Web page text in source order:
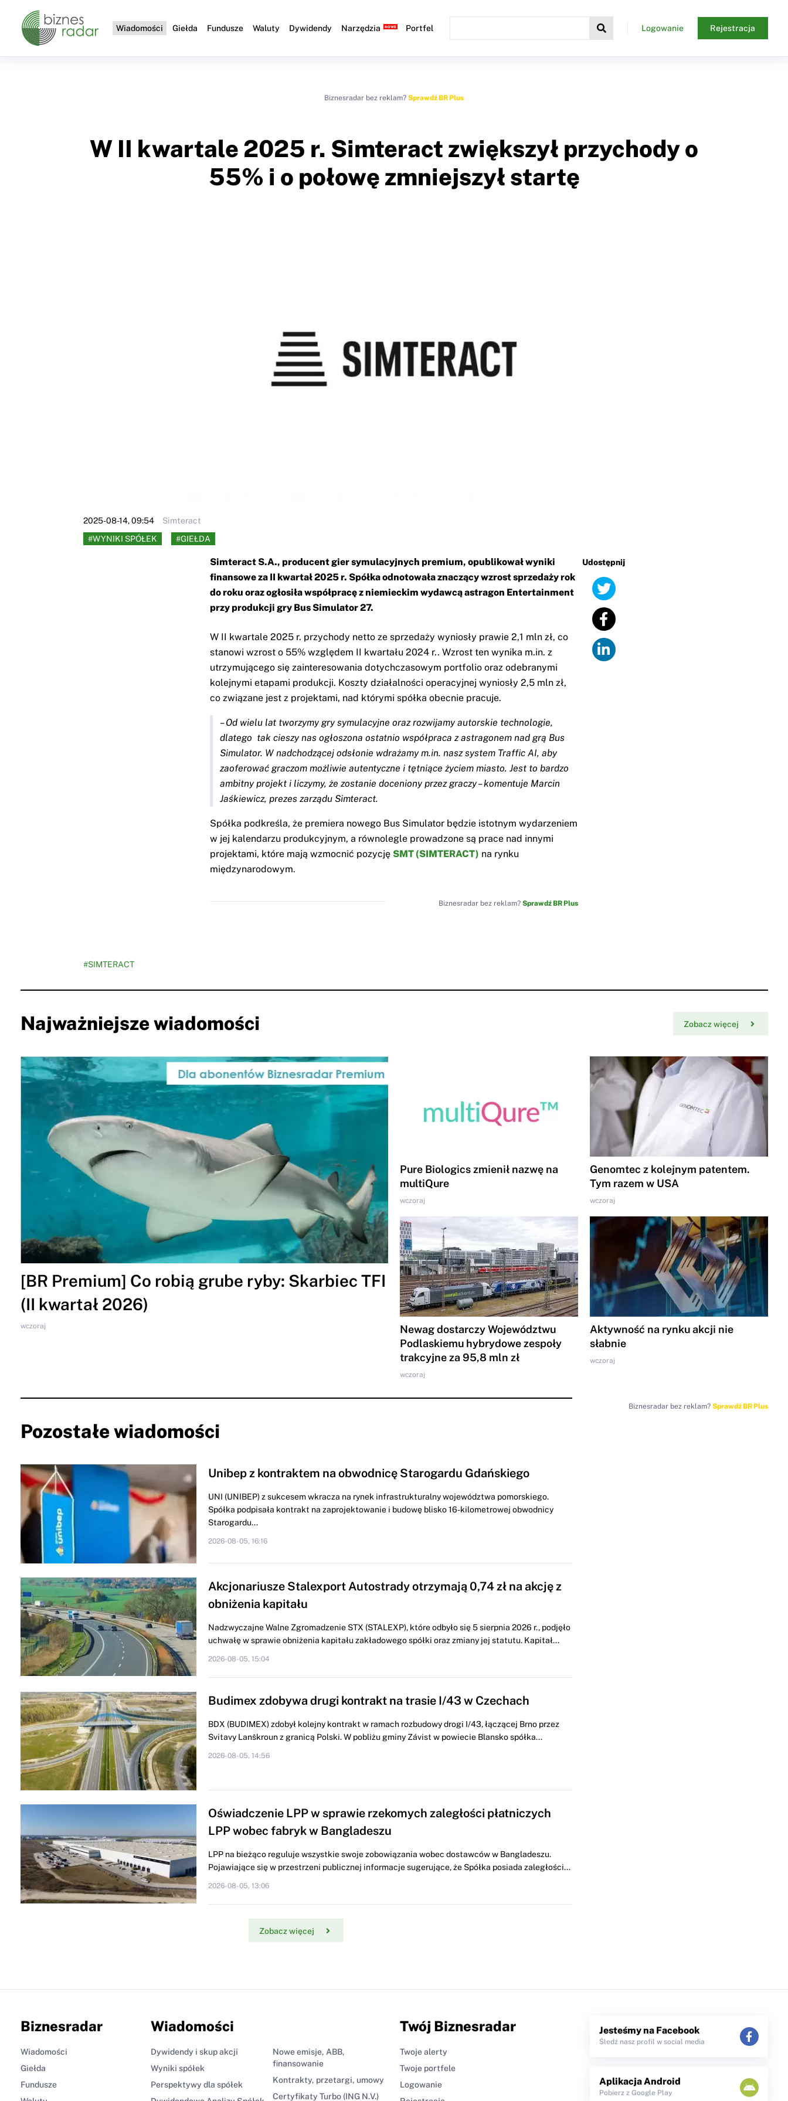
Wiadomości Giełda Fundusze Waluty Dywidendy Narzędzia Portfel Logowanie Rejestracja
Biznesradar bez reklam? Sprawdź BR Plus
W II kwartale 2025 r. Simteract zwiększył przychody o
55% i o połowę zmniejszył startę
2025-08-14, 09:54
Simteract
#WYNIKI SPÓŁEK
#GIEŁDA
Udostępnij
Simteract S.A., producent gier symulacyjnych premium, opublikował wyniki
finansowe za II kwartał 2025 r. Spółka odnotowała znaczący wzrost sprzedaży rok
do roku oraz ogłosiła współpracę z niemieckim wydawcą astragon Entertainment
przy produkcji gry Bus Simulator 27.
W II kwartale 2025 r. przychody netto ze sprzedaży wyniosły prawie 2,1 mln zł, co
stanowi wzrost o 55% względem II kwartału 2024 r.. Wzrost ten wynika m.in. z
utrzymującego się zainteresowania dotychczasowym portfolio oraz odebranymi
kolejnymi etapami produkcji. Koszty działalności operacyjnej wyniosły 2,5 mln zł,
co związane jest z projektami, nad którymi spółka obecnie pracuje.
–Od wielu lat tworzymy gry symulacyjne oraz rozwijamy autorskie technologie,
dlatego tak cieszy nas ogłoszona ostatnio współpraca z astragonem nad grą Bus
Simulator. W nadchodzącej odsłonie wdrażamy m.in. nasz system Traffic AI, aby
zaoferować graczom możliwie autentyczne i tętniące życiem miasto. Jest to bardzo
ambitny projekt i liczymy, że zostanie doceniony przez graczy – komentuje Marcin
Jaśkiewicz, prezes zarządu Simteract.
Spółka podkreśla, że premiera nowego Bus Simulator będzie istotnym wydarzeniem
w jej kalendarzu produkcyjnym, a równolegle prowadzone są prace nad innymi
projektami, które mają wzmocnić pozycję SMT (SIMTERACT) na rynku
międzynarodowym.
Biznesradar bez reklam? Sprawdź BR Plus
#SIMTERACT
Najważniejsze wiadomości Zobacz więcej
[BR Premium] Co robią grube ryby: Skarbiec TFI
(II kwartał 2026)
wczoraj
Pure Biologics zmienił nazwę na
multiQure
wczoraj
Genomtec z kolejnym patentem.
Tym razem w USA
wczoraj
Newag dostarczy Województwu
Podlaskiemu hybrydowe zespoły
trakcyjne za 95,8 mln zł
wczoraj
Aktywność na rynku akcji nie
słabnie
wczoraj
Pozostałe wiadomości
Unibep z kontraktem na obwodnicę Starogardu Gdańskiego
UNI (UNIBEP) z sukcesem wkracza na rynek infrastrukturalny województwa pomorskiego.
Spółka podpisała kontrakt na zaprojektowanie i budowę blisko 16-kilometrowej obwodnicy
Starogardu...
2026-08-05, 16:16
Akcjonariusze Stalexport Autostrady otrzymają 0,74 zł na akcję z
obniżenia kapitału
Nadzwyczajne Walne Zgromadzenie STX (STALEXP), które odbyło się 5 sierpnia 2026 r., podjęło
uchwałę w sprawie obniżenia kapitału zakładowego spółki oraz zmiany jej statutu. Kapitał...
2026-08-05, 15:04
Budimex zdobywa drugi kontrakt na trasie I/43 w Czechach
BDX (BUDIMEX) zdobył kolejny kontrakt w ramach rozbudowy drogi ‎I/43, łączącej Brno przez
Svitavy Lanškroun z granicą Polski. W pobliżu gminy ‎Závist w powiecie Blansko spółka...
2026-08-05, 14:56
Oświadczenie LPP w sprawie rzekomych zaległości płatniczych
LPP wobec fabryk w Bangladeszu
LPP na bieżąco reguluje wszystkie swoje zobowiązania wobec dostawców w Bangladeszu.
Pojawiające się w przestrzeni publicznej informacje sugerujące, że Spółka posiada zaległości...
2026-08-05, 13:06
Zobacz więcej
Biznesradar bez reklam? Sprawdź BR Plus
Biznesradar
Wiadomości
Giełda
Fundusze
Wiadomości
Dywidendy i skup akcji
Wyniki spółek
Perspektywy dla spółek
Nowe emisje, ABB,
finansowanie
Kontrakty, przetargi, umowy
Certyfikaty Turbo (ING N.V.)
Twój Biznesradar
Twoje alerty
Twoje portfele
Logowanie
Jesteśmy na Facebook
Śledź nasz profil w social media
Aplikacja Android
Pobierz z Google Play